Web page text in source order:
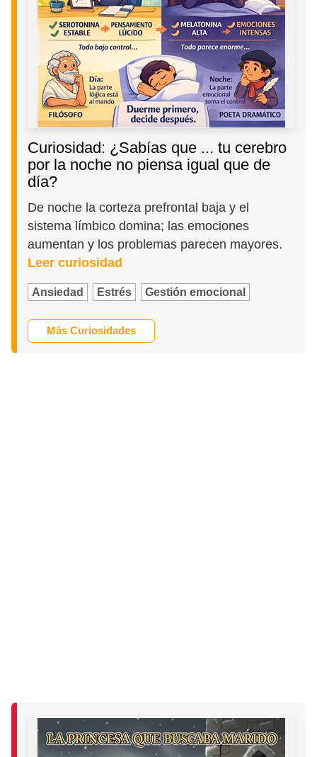
Curiosidad: ¿Sabías que ... tu cerebro
por la noche no piensa igual que de
día?
De noche la corteza prefrontal baja y el
sistema límbico domina; las emociones
aumentan y los problemas parecen mayores.
Leer curiosidad
Ansiedad Estrés Gestión emocional
Más Curiosidades